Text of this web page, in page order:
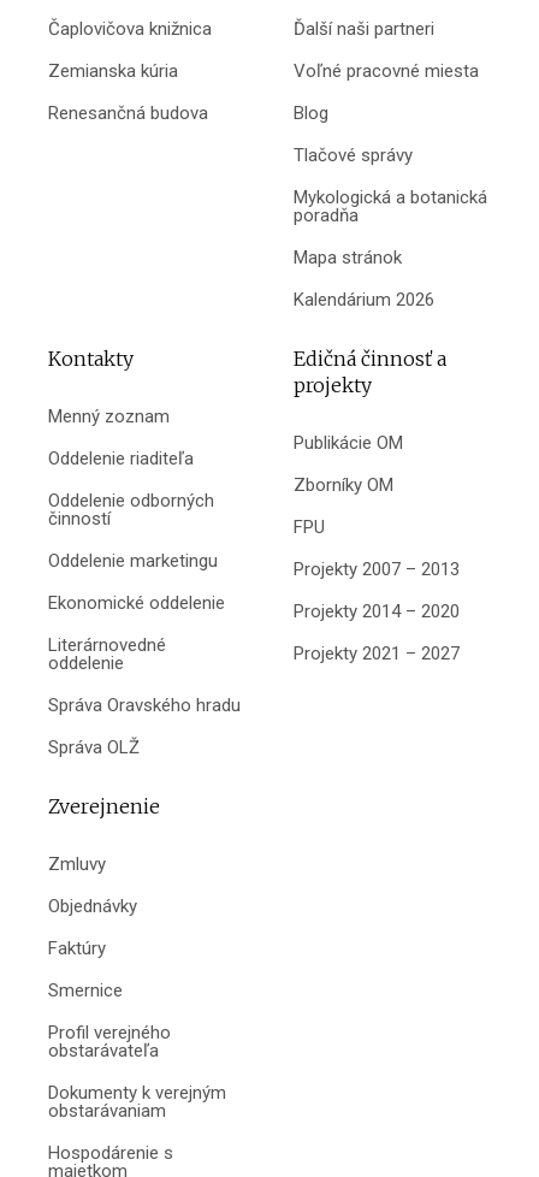
Čaplovičova knižnica
Zemianska kúria
Renesančná budova
Ďalší naši partneri
Voľné pracovné miesta
Blog
Tlačové správy
Mykologická a botanická
poradňa
Mapa stránok
Kalendárium 2026
Kontakty
Menný zoznam
Oddelenie riaditeľa
Oddelenie odborných
činností
Oddelenie marketingu
Ekonomické oddelenie
Literárnovedné
oddelenie
Správa Oravského hradu
Správa OLŽ
Edičná činnosť a
projekty
Publikácie OM
Zborníky OM
FPU
Projekty 2007 – 2013
Projekty 2014 – 2020
Projekty 2021 – 2027
Zverejnenie
Zmluvy
Objednávky
Faktúry
Smernice
Profil verejného
obstarávateľa
Dokumenty k verejným
obstarávaniam
Hospodárenie s
majetkom